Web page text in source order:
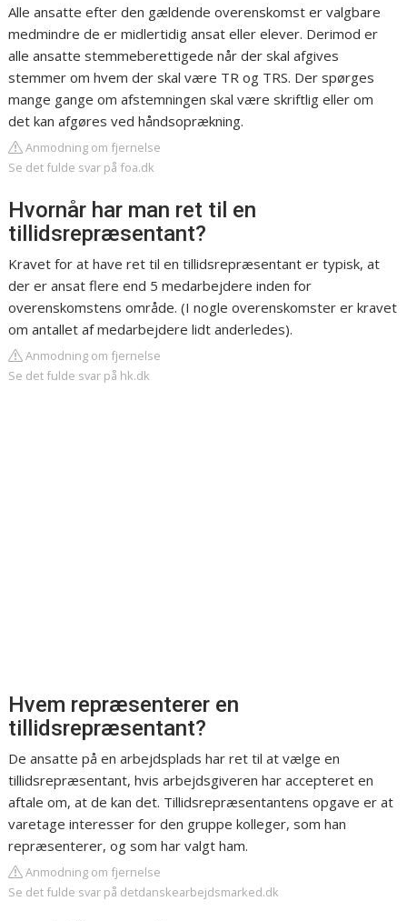
Alle ansatte efter den gældende overenskomst er valgbare
medmindre de er midlertidig ansat eller elever. Derimod er
alle ansatte stemmeberettigede når der skal afgives
stemmer om hvem der skal være TR og TRS. Der spørges
mange gange om afstemningen skal være skriftlig eller om
det kan afgøres ved håndsoprækning.
Anmodning om fjernelse
Se det fulde svar på foa.dk
Hvornår har man ret til en
tillidsrepræsentant?
Kravet for at have ret til en tillidsrepræsentant er typisk, at
der er ansat flere end 5 medarbejdere inden for
overenskomstens område. (I nogle overenskomster er kravet
om antallet af medarbejdere lidt anderledes).
Anmodning om fjernelse
Se det fulde svar på hk.dk
Hvem repræsenterer en
tillidsrepræsentant?
De ansatte på en arbejdsplads har ret til at vælge en
tillidsrepræsentant, hvis arbejdsgiveren har accepteret en
aftale om, at de kan det. Tillidsrepræsentantens opgave er at
varetage interesser for den gruppe kolleger, som han
repræsenterer, og som har valgt ham.
Anmodning om fjernelse
Se det fulde svar på detdanskearbejdsmarked.dk